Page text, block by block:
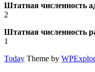
Штатная численность
2
Штатная численность
1
Today Theme by